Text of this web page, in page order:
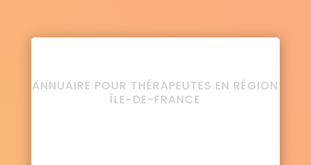
ANNUAIRE POUR THÉRAPEUTES EN RÉGION
ÎLE-DE-FRANCE